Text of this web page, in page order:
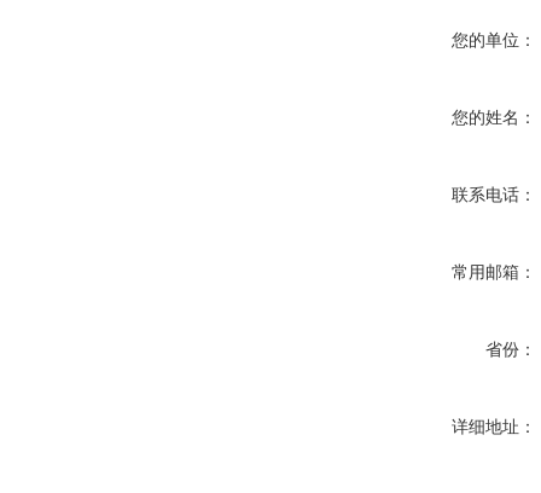
您的单位：
您的姓名：
联系电话：
常用邮箱：
省份：
详细地址：